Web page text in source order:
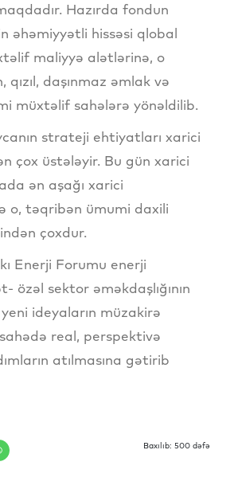
Hazırda fondun
əhəmiyyətli hissəsi qlobal
maliyyə alətlərinə, o
qızıl, daşınmaz əmlak və
müxtəlif sahələrə yönəldilib.
strateji ehtiyatları xarici
çox üstələyir. Bu gün xarici
ən aşağı xarici
o, təqribən ümumi daxili
çoxdur.
Enerji Forumu enerji
özəl sektor əməkdaşlığının
ideyaların müzakirə
real, perspektivə
atılmasına gətirib
Baxılıb: 500 dəfə